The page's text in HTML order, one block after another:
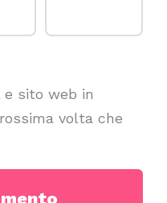
e sito web in
volta che